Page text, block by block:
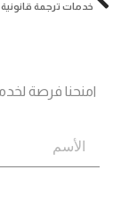
امنحنا فرصة
خدمات ترجمة